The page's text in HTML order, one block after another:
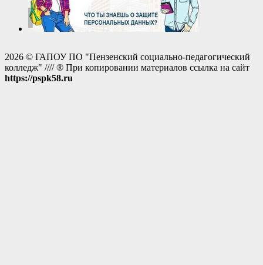
2026 © ГАПОУ ПО "Пензенский социально-педагогический
колледж" //// ® При копировании материалов ссылка на сайт
https://pspk58.ru